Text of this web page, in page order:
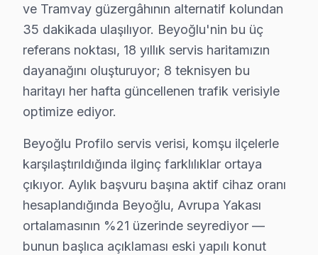
Asmalı Mescit Mahallesi'nin yapıları, çoğunlukla eski
Bedrettin'de Profilo TV Servisi
Bedrettin Mahallesi, dinamik bir yaşam tarzı
Bereketzade'de Profilo TV Servisi
Bostan'da Profilo TV Servisi
Bostan Mahallesi, genelde yeni yapılaşma gösteren
Bülbül'de Profilo TV Servisi
Bülbül Mahallesi, çeşitli yapı yaşları ile dikkat çeker.
ve Tramvay güzergâhının alternatif kolundan
35 dakikada ulaşılıyor. Beyoğlu'nin bu üç
referans noktası, 18 yıllık servis haritamızın
dayanağını oluşturuyor; 8 teknisyen bu
haritayı her hafta güncellenen trafik verisiyle
optimize ediyor.
Beyoğlu Profilo servis verisi, komşu ilçelerle
karşılaştırıldığında ilginç farklılıklar ortaya
çıkıyor. Aylık başvuru başına aktif cihaz oranı
hesaplandığında Beyoğlu, Avrupa Yakası
ortalamasının %21 üzerinde seyrediyor —
bunun başlıca açıklaması eski yapılı konut